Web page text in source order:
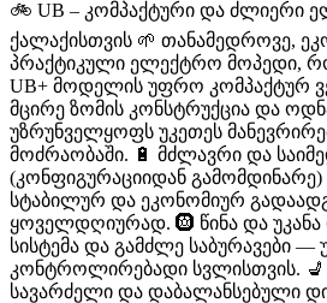
🚲 UB – კომპაქტური და ძლიერი
ქალაქისთვის 🌱 თანამედროვე,
პრაქტიკული ელექტრო მოპედი,
UB+ მოდელის უფრო კომპაქტურ
მცირე ზომის კონსტრუქცია და
უზრუნველყოფს უკეთეს
მოძრაობაში. 🔋 მძლავრი და
(კონფიგურაციიდან
სტაბილურ და ეკონომიურ
ყოველდღიურად. 🛞 წინა და უკანა
სისტემა და გამძლე საბურავები
კონტროლირებადი სვლისთვის.
სავარძელი და დაბალანსებული